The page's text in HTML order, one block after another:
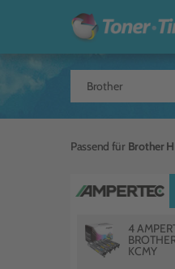
Passend für Brother
4
KCMY